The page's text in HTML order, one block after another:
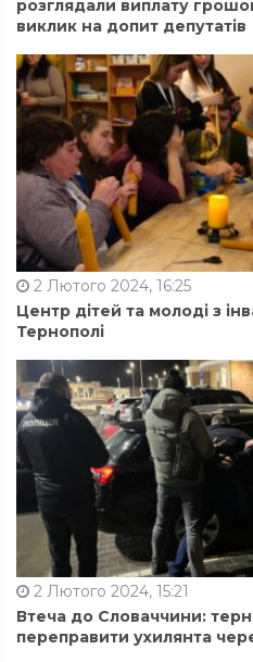
розглядали виплату
виклик на допит депутатів
2 Лютого 2024, 16:25
Центр дітей та молоді з
Тернополі
2 Лютого 2024, 15:21
Втеча до Словаччини:
переправити ухилянта